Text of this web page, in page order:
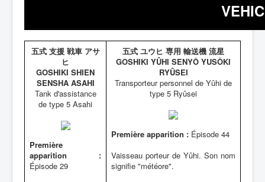
五式 支援 戦車 アサ
ヒ
GOSHIKI SHIEN
SENSHA ASAHI
Tank d'assistance
de type 5 Asahi
Première
apparition :
Épisode 29
五式 ユウヒ 専用 輸送機 流星
GOSHIKI YÛHI SENYÔ YUSÔKI
RYÛSEI
Transporteur personnel de Yûhi de
type 5 Ryûsei
Première apparition : Épisode 44
Vaisseau porteur de Yûhi. Son nom
signifie "météore".